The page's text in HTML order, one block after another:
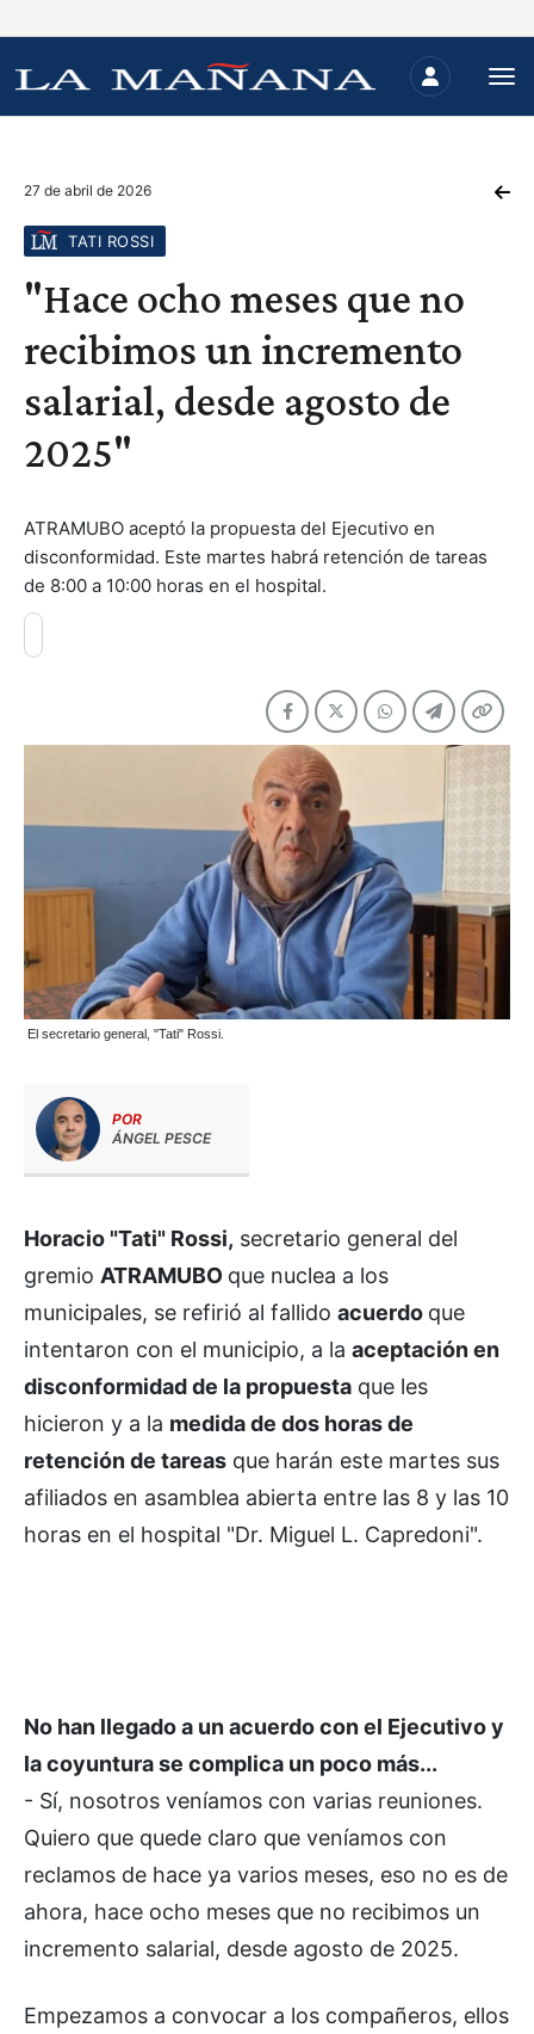
27 de abril de 2026
TATI ROSSI
"Hace ocho meses que no
recibimos un incremento
salarial, desde agosto de
2025"
ATRAMUBO aceptó la propuesta del Ejecutivo en
disconformidad. Este martes habrá retención de tareas
de 8:00 a 10:00 horas en el hospital.
El secretario general, "Tati" Rossi.
POR
ÁNGEL PESCE
Horacio "Tati" Rossi, secretario general del
gremio ATRAMUBO que nuclea a los
municipales, se refirió al fallido acuerdo que
intentaron con el municipio, a la aceptación en
disconformidad de la propuesta que les
hicieron y a la medida de dos horas de
retención de tareas que harán este martes sus
afiliados en asamblea abierta entre las 8 y las 10
horas en el hospital "Dr. Miguel L. Capredoni".
No han llegado a un acuerdo con el Ejecutivo y
la coyuntura se complica un poco más...
- Sí, nosotros veníamos con varias reuniones.
Quiero que quede claro que veníamos con
reclamos de hace ya varios meses, eso no es de
ahora, hace ocho meses que no recibimos un
incremento salarial, desde agosto de 2025.
Empezamos a convocar a los compañeros, ellos